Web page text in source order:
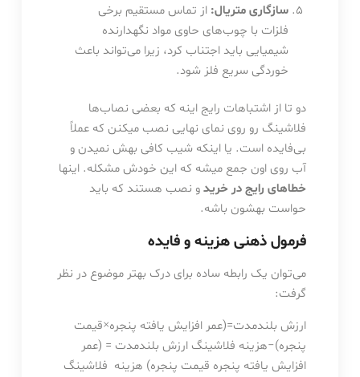
سازگاری متریال: از تماس مستقیم برخی
فلزات با چوب‌های حاوی مواد نگهدارنده
شیمیایی باید اجتناب کرد، زیرا می‌تواند باعث
خوردگی سریع فلز شود.
دو تا از اشتباهات رایج اینه که بعضی نصاب‌ها
فلاشینگ رو روی نمای نهایی نصب میکنن که عملاً
بی‌فایده است. یا اینکه شیب کافی بهش نمیدن و
آب روی اون جمع میشه که این خودش مشکله. اینها
خطاهای رایج در خریدو نصب هستند که باید
حواست بهشون باشه.
فرمول ذهنی هزینه و فایده
می‌توان یک رابطه ساده برای درک بهتر موضوع در نظر
گرفت:
ارزش بلندمدت=(عمر افزایش یافته پنجره×قیمت
پنجره)−هزینه فلاشینگ ارزش بلندمدت = (عمر
افزایش یافته پنجره قیمت پنجره) هزینه فلاشینگ